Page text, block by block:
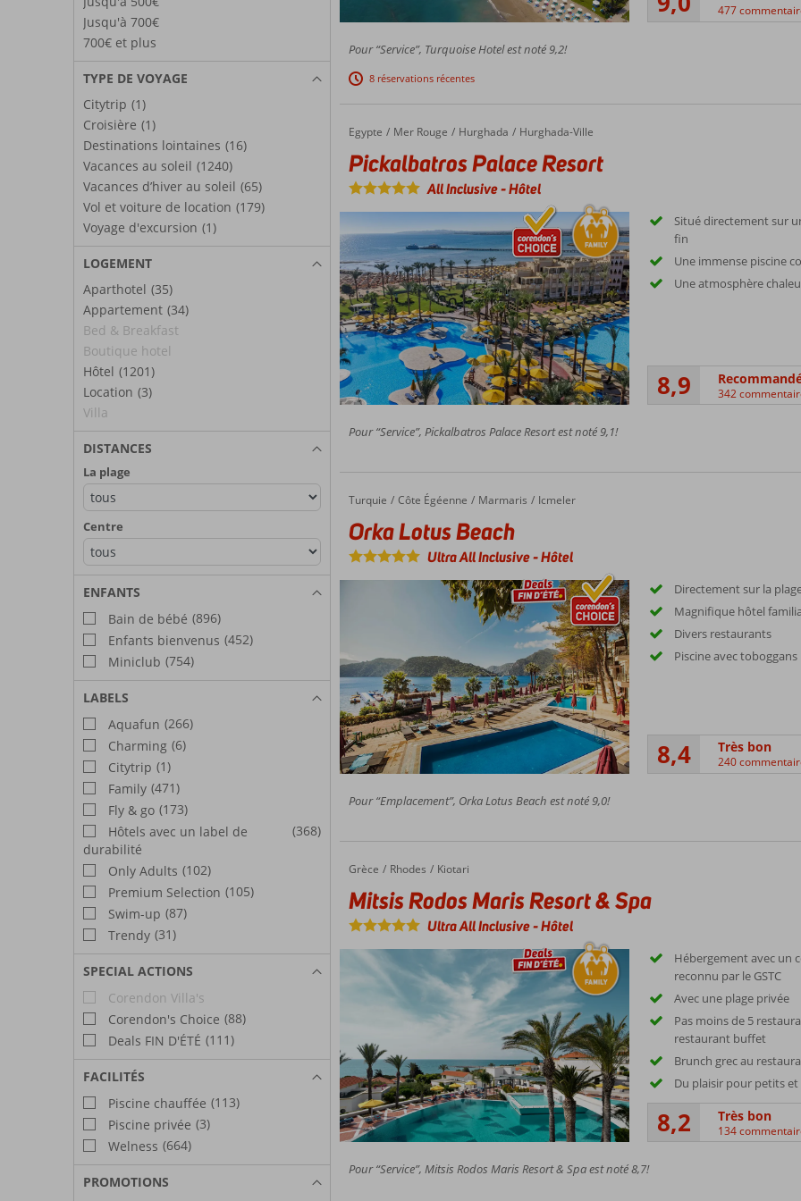
Jusqu'à 700€
700€ et plus
TYPE DE VOYAGE
Citytrip (1)
Croisière (1)
Destinations lointaines (16)
Vacances au soleil (1240)
Vacances d’hiver au soleil (65)
Vol et voiture de location (179)
Voyage d'excursion (1)
LOGEMENT
Aparthotel (35)
Appartement (34)
Bed & Breakfast
Boutique hotel
Hôtel (1201)
Location (3)
Villa
DISTANCES
La plage
Centre
ENFANTS
Bain de bébé (896)
Enfants bienvenus (452)
Miniclub (754)
LABELS
Aquafun (266)
Charming (6)
Citytrip (1)
Family (471)
Fly & go (173)
Hôtels avec un label de
durabilité
(368)
Only Adults (102)
Premium Selection (105)
Swim-up (87)
Trendy (31)
SPECIAL ACTIONS
Corendon Villa's
Corendon's Choice (88)
Deals FIN D'ÉTÉ (111)
FACILITÉS
Piscine chauffée (113)
Piscine privée (3)
Welness (664)
PROMOTIONS
477
Pour “Service”, Turquoise Hotel est noté 9,2!
8 réservations récentes
Accueil
Egypte Mer Rouge Hurghada Hurghada-Ville
Pickalbatros Palace Resort
Pickalbatros Palace Resort
All Inclusive-Hôtel
Situé directement sur
fin
Une immense piscine
Une atmosphère
8,9 342
Pour “Service”, Pickalbatros Palace Resort est noté 9,1!
Accueil
Turquie Côte Égéenne Marmaris Icmeler
Orka Lotus Beach
Orka Lotus Beach
Ultra All Inclusive-Hôtel
Directement sur la
Magnifique hôtel
Divers restaurants
Piscine avec toboggans
8,4 Très bon
240
Pour “Emplacement”, Orka Lotus Beach est noté 9,0!
Accueil
Grèce Rhodes Kiotari
Mitsis Rodos Maris Resort & Spa
Mitsis Rodos Maris Resort & Spa
Ultra All Inclusive-Hôtel
Hébergement avec un
reconnu par le GSTC
Avec une plage privée
Pas moins de 5
restaurant buffet
Brunch grec au
Du plaisir pour petits
8,2 Très bon
134
Pour “Service”, Mitsis Rodos Maris Resort & Spa est noté 8,7!